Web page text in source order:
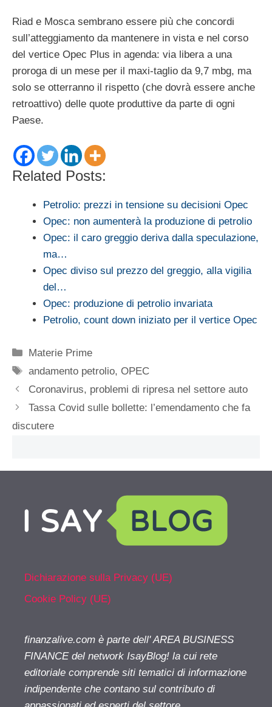
Riad e Mosca sembrano essere più che concordi
sull’atteggiamento da mantenere in vista e nel corso
del vertice Opec Plus in agenda: via libera a una
proroga di un mese per il maxi-taglio da 9,7 mbg, ma
solo se otterranno il rispetto (che dovrà essere anche
retroattivo) delle quote produttive da parte di ogni
Paese.
Related Posts:
Petrolio: prezzi in tensione su decisioni Opec
Opec: non aumenterà la produzione di petrolio
Opec: il caro greggio deriva dalla speculazione,
ma…
Opec diviso sul prezzo del greggio, alla vigilia
del…
Opec: produzione di petrolio invariata
Petrolio, count down iniziato per il vertice Opec
Categorie
Materie Prime
Tag
andamento petrolio,OPEC
Coronavirus, problemi di ripresa nel settore auto
Tassa Covid sulle bollette: l’emendamento che fa
discutere
Dichiarazione sulla Privacy (UE)
Cookie Policy (UE)
finanzalive.com è parte dell' AREA BUSINESS
FINANCE del network IsayBlog! la cui rete
editoriale comprende siti tematici di informazione
indipendente che contano sul contributo di